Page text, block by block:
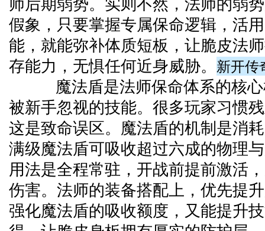
师后期弱势。实则不然，法师的弱
假象，只要掌握专属保命逻辑，活
能，就能弥补体质短板，让脆皮法
存能力，无惧任何近身威胁。 新开传
魔法盾是法师保命体系的核心
被新手忽视的技能。很多玩家习惯
这是致命误区。魔法盾的机制是消
满级魔法盾可吸收超过六成的物理
用法是全程常驻，开战前提前激活
伤害。法师的装备搭配上，优先提
强化魔法盾的吸收额度，又能提升